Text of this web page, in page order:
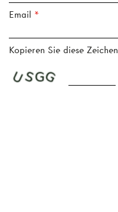
Email
Kopieren Sie diese Zeichen